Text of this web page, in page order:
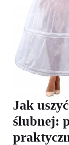
Jak
ślubnej: